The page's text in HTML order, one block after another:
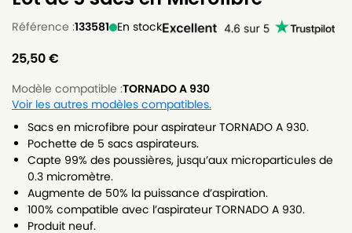
Référence :133581 En stock
25,50€
Modèle compatible :TORNADO A 930
Voir les autres modèles compatibles.
Sacs en microfibre pour aspirateur TORNADO A 930.
Pochette de 5 sacs aspirateurs.
Capte 99% des poussières, jusqu’aux microparticules de
0.3 micromètre.
Augmente de 50% la puissance d’aspiration.
100% compatible avec l’aspirateur TORNADO A 930.
Produit neuf.